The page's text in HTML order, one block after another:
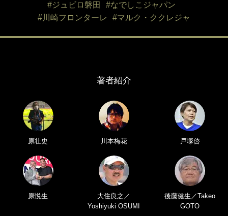
#ジュビロ磐田
#なでしこジャパン
#川崎フロンターレ
#マルク・ククレジャ
著者紹介
原壮史 川本梅花 戸塚啓
原悦生
大住良之／
Yoshiyuki OSUMI
後藤健生／Takeo
GOTO